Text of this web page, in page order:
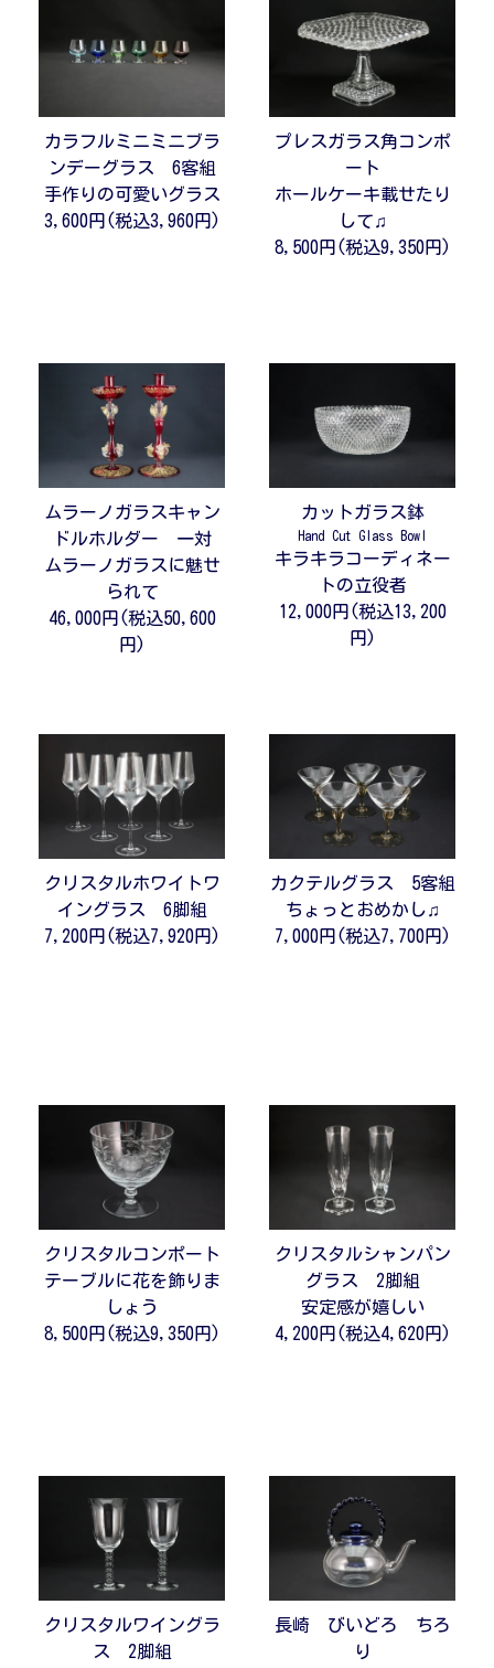
カラフルミニミニブラ
ンデーグラス 6客組
手作りの可愛いグラス
3,600円(税込3,960円)
プレスガラス角コンポ
ート
ホールケーキ載せたり
して♫
8,500円(税込9,350円)
ムラーノガラスキャン
ドルホルダー 一対
ムラーノガラスに魅せ
られて
46,000円(税込50,600
円)
カットガラス鉢
Hand Cut Glass Bowl
キラキラコーディネー
トの立役者
12,000円(税込13,200
円)
クリスタルホワイトワ
イングラス 6脚組
7,200円(税込7,920円)
カクテルグラス 5客組
ちょっとおめかし♫
7,000円(税込7,700円)
クリスタルコンポート
テーブルに花を飾りま
しょう
8,500円(税込9,350円)
クリスタルシャンパン
グラス 2脚組
安定感が嬉しい
4,200円(税込4,620円)
クリスタルワイングラ
ス 2脚組
長崎 びいどろ ちろ
り